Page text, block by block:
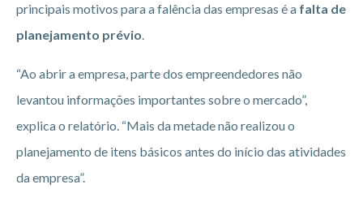
principais motivos para a falência das empresas é a falta de
planejamento prévio.
“Ao abrir a empresa, parte dos empreendedores não
levantou informações importantes sobre o mercado”,
explica o relatório. “Mais da metade não realizou o
planejamento de itens básicos antes do início das atividades
da empresa”.